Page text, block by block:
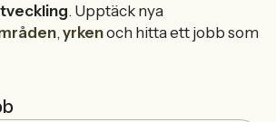
. Upptäck nya
,yrkenoch hitta ett jobb som